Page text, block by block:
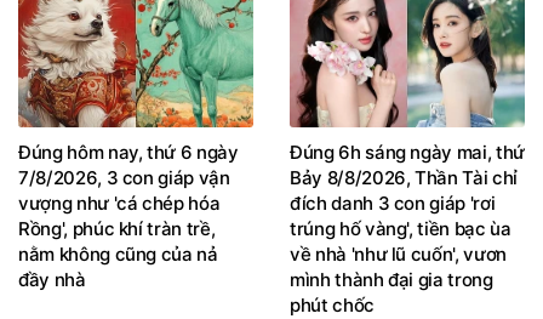
Đúng hôm nay, thứ 6 ngày
7/8/2026, 3 con giáp vận
vượng như 'cá chép hóa
Rồng', phúc khí tràn trề,
nằm không cũng của nả
đầy nhà
Đúng 6h sáng ngày mai, thứ
Bảy 8/8/2026, Thần Tài chỉ
đích danh 3 con giáp 'rơi
trúng hố vàng', tiền bạc ùa
về nhà 'như lũ cuốn', vươn
mình thành đại gia trong
phút chốc